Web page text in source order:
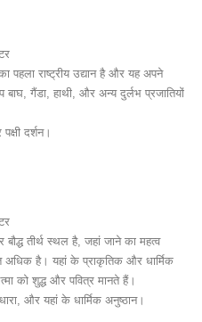
पहला राष्ट्रीय उद्यान है और यह अपने
बाघ, गैंडा, हाथी, और अन्य दुर्लभ प्रजातियों
दर्शन।
तीर्थ स्थल है, जहां जाने का महत्व
अधिक है। यहां के प्राकृतिक और धार्मिक
को शुद्ध और पवित्र मानते हैं।
और यहां के धार्मिक अनुष्ठान।